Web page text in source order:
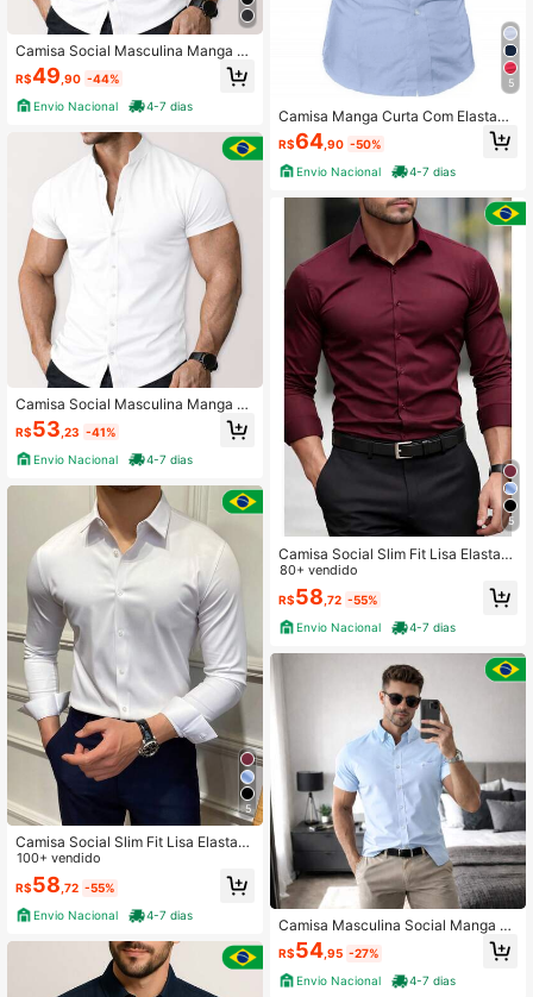
Camisa Social Masculina Manga C
urta Slim Elegante Gola Padre Cami
sa que não Amassa
R$49 ,90 -44%
Envio Nacional
4-7 dias
Camisa Social Masculina Manga C
urta Gola Padre Slim
R$53 ,23 -41%
Envio Nacional
4-7 dias
5
Camisa Social Slim Fit Lisa Elastan
o Elegante Manga Longa Spandex
Masculina para Escritório e Eventos
Business
100+ vendido
R$58,72 -55%
Envio Nacional
4-7 dias
5
Camisa Manga Curta Com Elastano
Melhor Tecido
R$64 ,90 -50%
Envio Nacional
4-7 dias
5
Camisa Social Slim Fit Lisa Elastan
o
80+ vendido
R$58 ,72 -55%
Envio Nacional
4-7 dias
Camisa Masculina Social Manga C
urta Slim Fit Elegante Conforto Pre
mium Casual Leve e Respirável
R$54 ,95 -27%
Envio Nacional
4-7 dias